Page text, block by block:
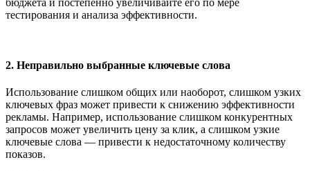
бюджета и постепенно увеличивайте его по мере
тестирования и анализа эффективности.
2. Неправильно выбранные ключевые слова
Использование слишком общих или наоборот, слишком узких
ключевых фраз может привести к снижению эффективности
рекламы. Например, использование слишком конкурентных
запросов может увеличить цену за клик, а слишком узкие
ключевые слова — привести к недостаточному количеству
показов.